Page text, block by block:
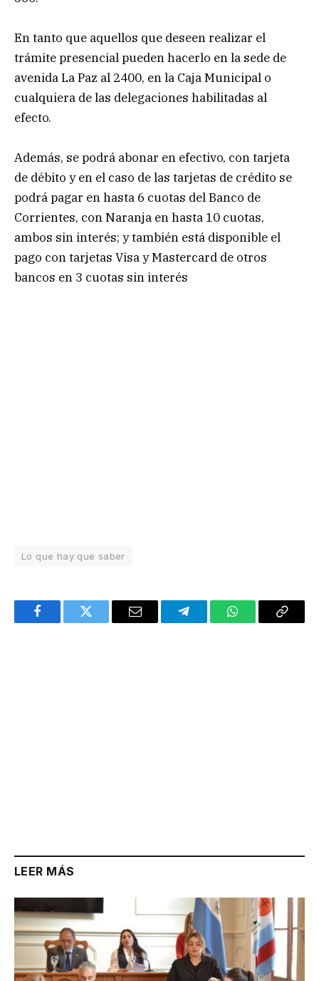
En tanto que aquellos que deseen realizar el
trámite presencial pueden hacerlo en la sede de
avenida La Paz al 2400, en la Caja Municipal o
cualquiera de las delegaciones habilitadas al
efecto.
Además, se podrá abonar en efectivo, con tarjeta
de débito y en el caso de las tarjetas de crédito se
podrá pagar en hasta 6 cuotas del Banco de
Corrientes, con Naranja en hasta 10 cuotas,
ambos sin interés; y también está disponible el
pago con tarjetas Visa y Mastercard de otros
bancos en 3 cuotas sin interés
Lo que hay que saber
FacebookTwitter Email TelegramWhatsAppCopy
LEER MÁS